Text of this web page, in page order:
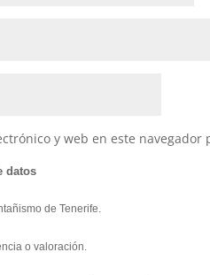
y web en este navegador
datos
de Tenerife.
o valoración.